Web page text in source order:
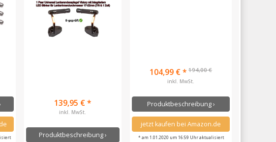
139,95 € *
inkl. MwSt.
Produktbeschreibung ›
104,99 € *194,00 €
inkl. MwSt.
Produktbeschreibung ›
jetzt kaufen bei Amazon.de
* am 1.01.2020 um 16:59 Uhr aktualisiert